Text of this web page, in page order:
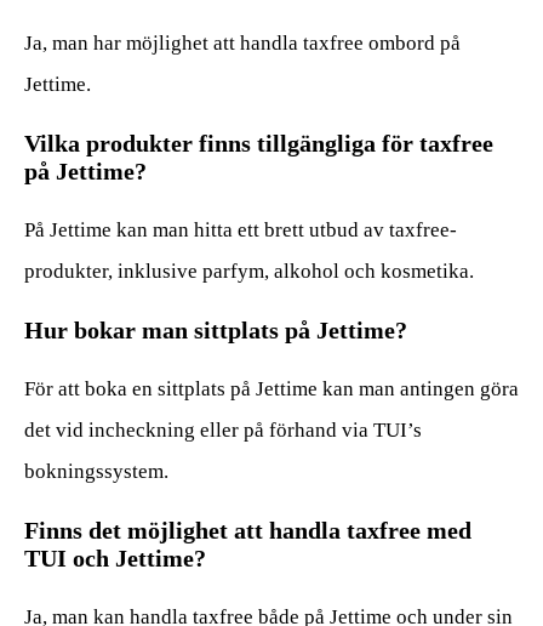
Ja, man har möjlighet att handla taxfree ombord på
Jettime.
Vilka produkter finns tillgängliga för taxfree
på Jettime?
På Jettime kan man hitta ett brett utbud av taxfree-
produkter, inklusive parfym, alkohol och kosmetika.
Hur bokar man sittplats på Jettime?
För att boka en sittplats på Jettime kan man antingen göra
det vid incheckning eller på förhand via TUI’s
bokningssystem.
Finns det möjlighet att handla taxfree med
TUI och Jettime?
Ja, man kan handla taxfree både på Jettime och under sin